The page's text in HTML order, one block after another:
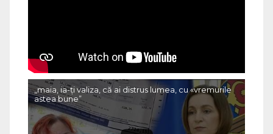
„maia, ia-ți valiza, că ai distrus lumea, cu «vremurile
astea bune”